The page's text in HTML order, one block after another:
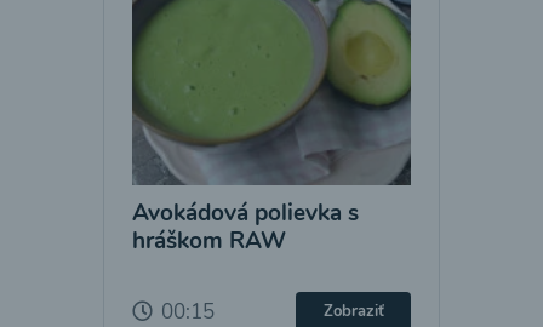
Avokádová polievka s
hráškom RAW
00:15 Zobraziť